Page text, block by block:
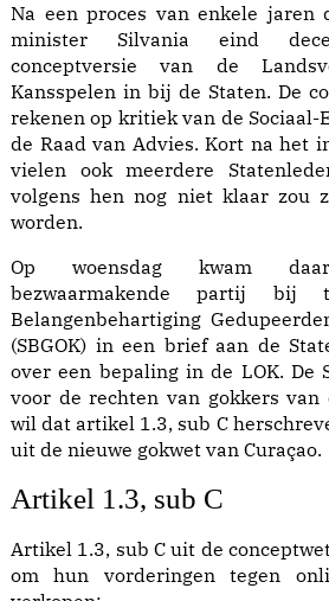
Na een proces van enkele jaren
minister Silvania eind
conceptversie van de
Kansspelen in bij de Staten. De
rekenen op kritiek van de Sociaal-
de Raad van Advies. Kort na het
vielen ook meerdere
volgens hen nog niet klaar zou
worden.
Op woensdag kwam
bezwaarmakende partij
Belangenbehartiging
(SBGOK) in een brief aan de
over een bepaling in de LOK. De
voor de rechten van gokkers van
wil dat artikel 1.3, sub C
uit de nieuwe gokwet van Curaçao.
Artikel 1.3, sub C
Artikel 1.3, sub C uit de
om hun vorderingen tegen